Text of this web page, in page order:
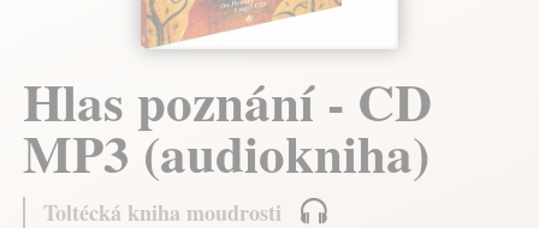
Hlas poznání - CD
MP3 (audiokniha)
Toltécká kniha moudrosti